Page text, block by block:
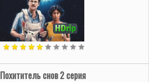
Похититель снов 2 серия